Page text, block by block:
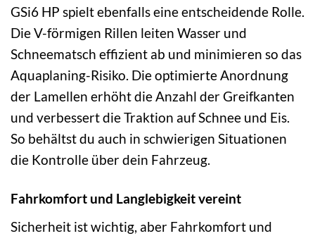
GSi6 HP spielt ebenfalls eine entscheidende Rolle.
Die V-förmigen Rillen leiten Wasser und
Schneematsch effizient ab und minimieren so das
Aquaplaning-Risiko. Die optimierte Anordnung
der Lamellen erhöht die Anzahl der Greifkanten
und verbessert die Traktion auf Schnee und Eis.
So behältst du auch in schwierigen Situationen
die Kontrolle über dein Fahrzeug.
Fahrkomfort und Langlebigkeit vereint
Sicherheit ist wichtig, aber Fahrkomfort und